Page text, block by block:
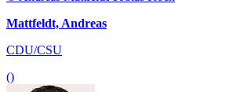
Mattfeldt, Andreas
CDU/CSU
()